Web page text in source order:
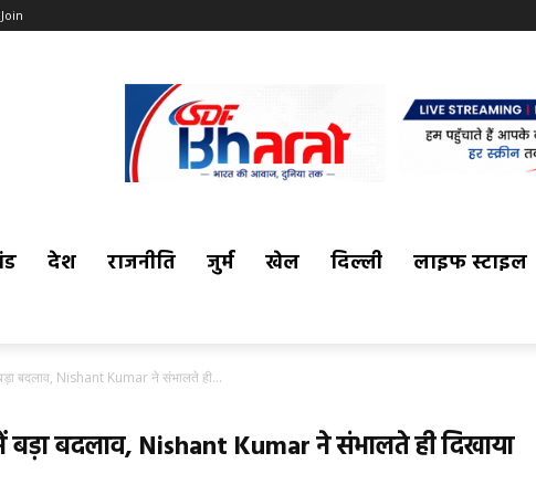
देश राजनीति जुर्म खेल दिल्ली लाइफ स्टाइल
बड़ा बदलाव, Nishant Kumar ने संभालते ही...
बड़ा बदलाव, Nishant Kumar ने संभालते ही दिखाया